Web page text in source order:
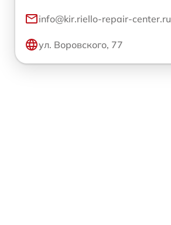
info@kir.riello-repair-center.ru
ул. Воровского, 77